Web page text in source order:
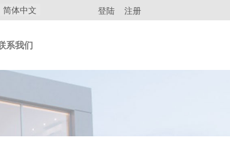
简体中文 登陆 注册
系我们